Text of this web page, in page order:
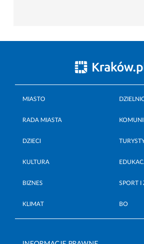
MIASTO
RADA MIASTA
DZIECI
KULTURA
BIZNES SPORT I
KLIMAT BO